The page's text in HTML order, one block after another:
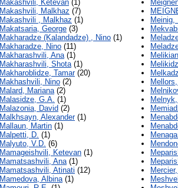
Makashvili, Ketevan (1)
Makashvili, Malkhaz (7)
Makashvili , Malkhaz (1)
Makatsaria, George (3)
Makharadze (Kalandadze) , Nino (1)
Makharadze, Nino (11)
Makharashvili, Ana(1)
Makharashvili, Shota(1)
Makharoblidze, Tamar(20)
Makhashvili, Nino (2)
Malard, Mariana(2)
Malasidze, G.A. (1)
Malazonia, David (2)
Malkhsayn, Alexander(1)
Mallaun, Martin (1)
Malpetti, D. (1)
Malyuto, V.D. (6)
Mamageishvili, Ketevan (1)
Mamatsashvili, Ana(1)
Mamatsashvili, Atinati (12)
Mamedova, Albina(1)
Meinig,